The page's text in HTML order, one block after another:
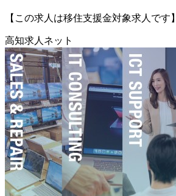
【この求人は移住支援金対象求人です】
高知求人ネット